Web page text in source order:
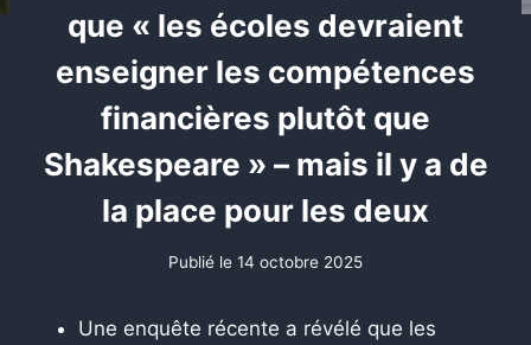
que « les écoles devraient
enseigner les compétences
financières plutôt que
Shakespeare » – mais il y a de
la place pour les deux
Publié le 14 octobre 2025
Une enquête récente a révélé que les